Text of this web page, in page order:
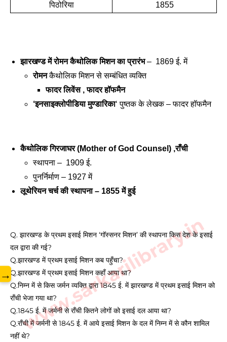
पिठोरिया
1855
झारखण्ड में रोमन कैथोलिक मिशन का प्रारंभ –  1869 ई. में
रोमन कैथोलिक मिशन से सम्बंधित व्यक्ति
फादर लिवेंस , फादर हॉफमैन
‘इनसाइक्लोपीडिया मुण्डारिका‘ पुष्तक के लेखक – फादर हॉफमैन
कैथोलिक गिरजाघर (Mother of God Counsel) ,राँची
स्थापना –  1909 ई.
पुनर्निर्माण – 1927 में
लूथेरियन चर्च की स्थापना – 1855 में हुई
Q. झारखण्ड के प्रथम इसाई मिशन ‘गॉस्सनर मिशन’ की स्थापना किस देश के इसाई
दल द्वारा की गई?
Q.झारखण्ड में प्रथम इसाई मिशन कब पहुँचा?
Q.झारखण्ड में प्रथम इसाई मिशन कहाँ आया था?
Q.निम्न में से किस जर्मन व्यक्ति द्वारा 1845 ई. में झारखण्ड में प्रथम इसाई मिशन को
राँची भेजा गया था?
Q.1845 ई. में जर्मनी से राँची कितने लोगों को इसाई दल आया था?
Q.राँची में जर्मनी से 1845 ई. में आये इसाई मिशन के दल में निम्न में से कौन शामिल
नहीं थे?
www.sarkarilibrary.in
→